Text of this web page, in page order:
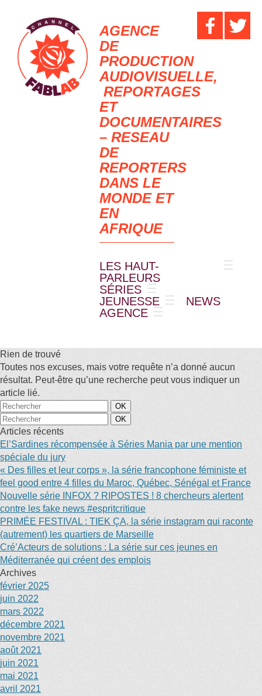
AGENCE
DE
PRODUCTION
AUDIOVISUELLE,
REPORTAGES
ET
DOCUMENTAIRES
– RESEAU
DE
REPORTERS
DANS LE
MONDE ET
EN
AFRIQUE
LES HAUT-
PARLEURS
SÉRIES
JEUNESSE
NEWS
AGENCE
Rien de trouvé
Toutes nos excuses, mais votre requête n’a donné aucun
résultat. Peut-être qu’une recherche peut vous indiquer un
article lié.
Articles récents
El’Sardines récompensée à Séries Mania par une mention
spéciale du jury
« Des filles et leur corps », la série francophone féministe et
feel good entre 4 filles du Maroc, Québec, Sénégal et France
Nouvelle série INFOX ? RIPOSTES ! 8 chercheurs alertent
contre les fake news #espritcritique
PRIMÉE FESTIVAL : TIEK ÇA, la série instagram qui raconte
(autrement) les quartiers de Marseille
Cré’Acteurs de solutions : La série sur ces jeunes en
Méditerranée qui créent des emplois
Archives
février 2025
juin 2022
mars 2022
décembre 2021
novembre 2021
août 2021
juin 2021
mai 2021
avril 2021